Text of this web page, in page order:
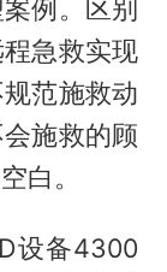
例。区别
急救实现
范施救动
施救的顾
白。
设备4300